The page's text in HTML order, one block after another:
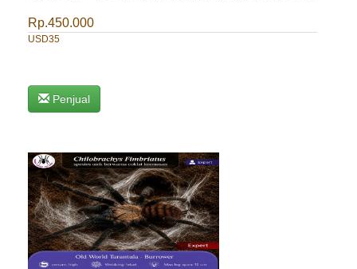
Rp.450.000
USD35
Penjual